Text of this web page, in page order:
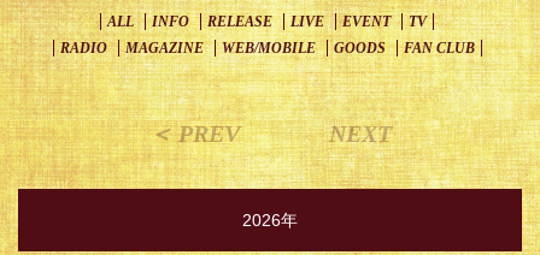
ALL INFO RELEASE LIVE EVENT
TV
RADIO
MAGAZINE WEB/MOBILE GOODS FAN CLUB
＜ PREV NEXT
2026年